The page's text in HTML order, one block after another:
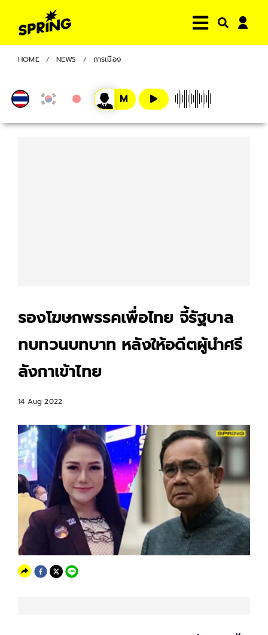
HOME NEWS การเมือง
รองโฆษกพรรคเพื่อไทย จี้รัฐบาล
ทบทวนบทบาท หลังให้อดีตผู้นำศรี
ลังกาเข้าไทย
14 Aug 2022